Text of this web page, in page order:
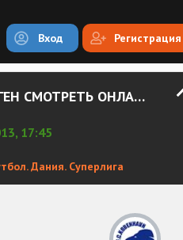
Вход Регистрация
ОДЕНСЕ - КОПЕНГАГЕН СМОТРЕТЬ ОНЛАЙН
17:45
Дания. Суперлига